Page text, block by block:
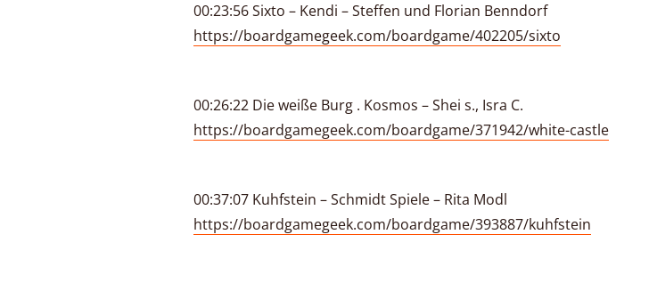
00:23:56 Sixto – Kendi – Steffen und Florian Benndorf
https://boardgamegeek.com/boardgame/402205/sixto
00:26:22 Die weiße Burg . Kosmos – Shei s., Isra C.
https://boardgamegeek.com/boardgame/371942/white-castle
00:37:07 Kuhfstein – Schmidt Spiele – Rita Modl
https://boardgamegeek.com/boardgame/393887/kuhfstein